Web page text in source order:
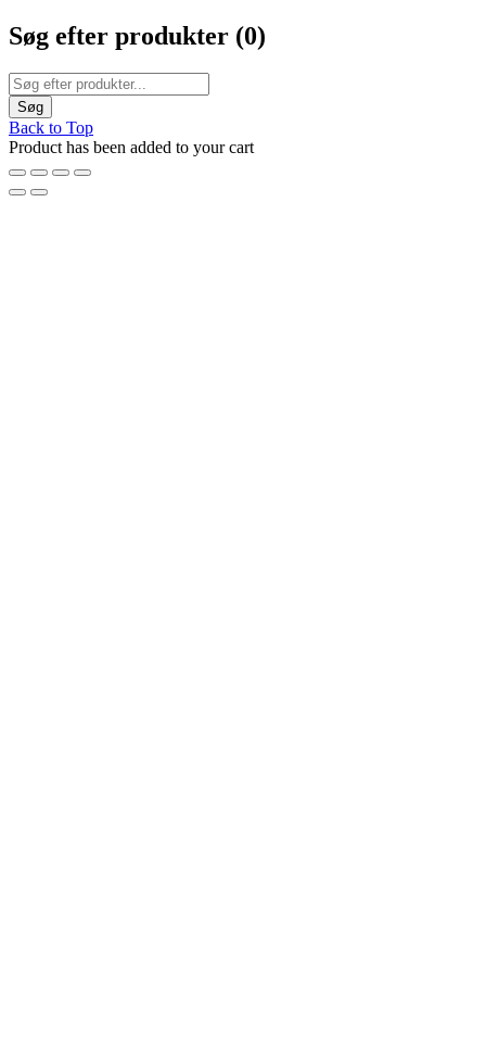
Søg efter produkter (0)
Back to Top
Product has been added to your cart